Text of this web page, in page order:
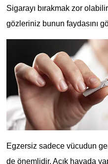
Sigarayı bırakmak zor
gözleriniz bunun faydasını
Egzersiz sadece vücudun
de önemlidir. Açık havada